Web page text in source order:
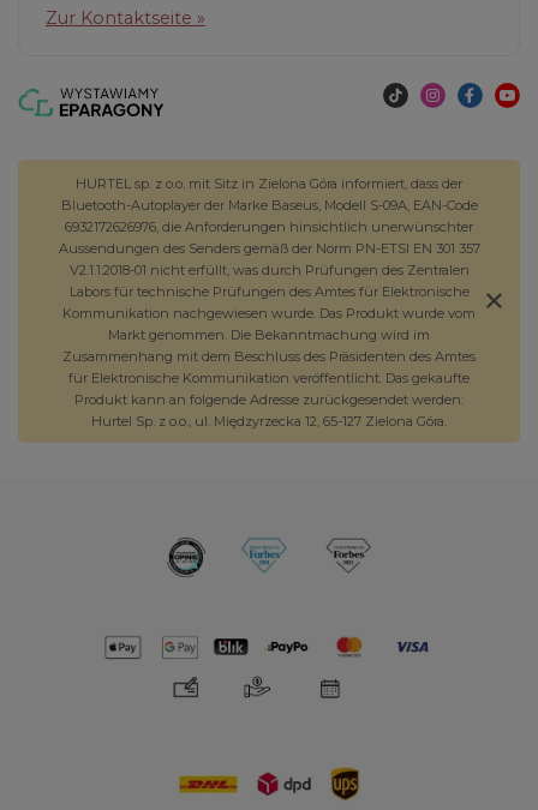
Zur Kontaktseite »
HURTEL sp. z o.o. mit Sitz in Zielona Góra informiert, dass der
Bluetooth-Autoplayer der Marke Baseus, Modell S-09A, EAN-Code
6932172626976, die Anforderungen hinsichtlich unerwünschter
Aussendungen des Senders gemäß der Norm PN-ETSI EN 301 357
V2.1.1:2018-01 nicht erfüllt, was durch Prüfungen des Zentralen
Labors für technische Prüfungen des Amtes für Elektronische
Kommunikation nachgewiesen wurde. Das Produkt wurde vom
Markt genommen. Die Bekanntmachung wird im
Zusammenhang mit dem Beschluss des Präsidenten des Amtes
für Elektronische Kommunikation veröffentlicht. Das gekaufte
Produkt kann an folgende Adresse zurückgesendet werden:
Hurtel Sp. z o.o., ul. Międzyrzecka 12, 65-127 Zielona Góra.